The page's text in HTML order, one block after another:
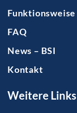
Funktionsweise
FAQ
News – BSI
Kontakt
Weitere Links